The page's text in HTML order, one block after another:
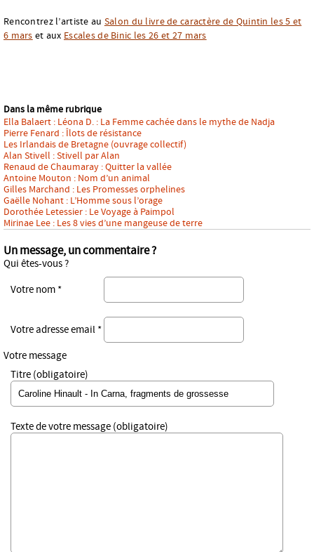
Rencontrez l’artiste au Salon du livre de caractère de Quintin les 5 et
6 mars et aux Escales de Binic les 26 et 27 mars
Dans la même rubrique
Ella Balaert : Léona D. : La Femme cachée dans le mythe de Nadja
Pierre Fenard : Îlots de résistance
Les Irlandais de Bretagne (ouvrage collectif)
Alan Stivell : Stivell par Alan
Renaud de Chaumaray : Quitter la vallée
Antoine Mouton : Nom d’un animal
Gilles Marchand : Les Promesses orphelines
Gaëlle Nohant : L’Homme sous l’orage
Dorothée Letessier : Le Voyage à Paimpol
Mirinae Lee : Les 8 vies d’une mangeuse de terre
Un message, un commentaire ?
Qui êtes-vous ?
Votre nom *
Votre adresse email *
Votre message
Titre (obligatoire)
Texte de votre message (obligatoire)